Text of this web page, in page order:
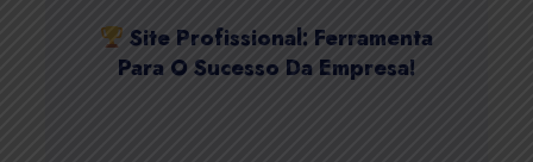
Site Profissional: Ferramenta
Para O Sucesso Da Empresa!